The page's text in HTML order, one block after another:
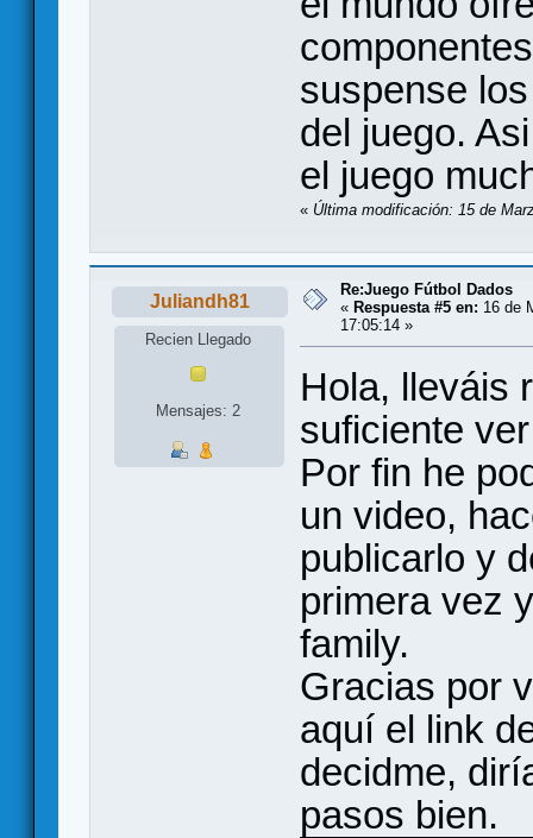
suspense
del juego.
el juego
« Última modificación: 15 de
Juliandh81
Recien Llegado
Mensajes: 2
Re:Juego Fútbol Dados
« Respuesta #5 en: 16 de
17:05:14 »
Hola, lleváis
suficiente
Por fin he
un video,
publicarlo y
primera vez
family.
Gracias por
aquí el link
decidme,
pasos bien.